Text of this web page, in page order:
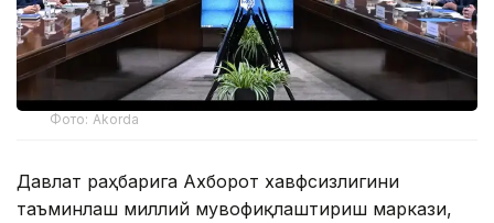
Фото: Akorda
Давлат раҳбарига Ахборот хавфсизлигини
таъминлаш миллий мувофиқлаштириш маркази,